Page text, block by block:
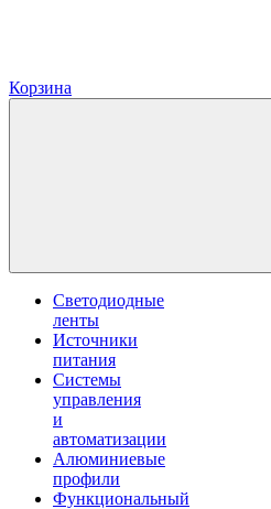
Корзина
Светодиодные
ленты
Источники
питания
Системы
управления
и
автоматизации
Алюминиевые
профили
Функциональный